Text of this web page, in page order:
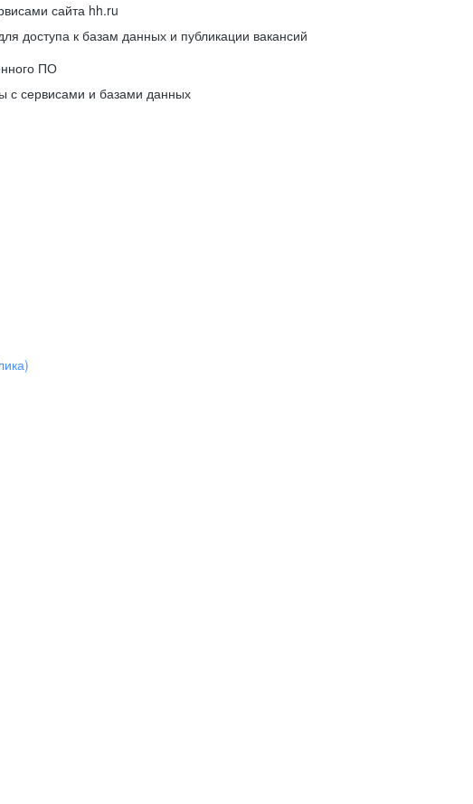
сайта hh.ru
доступа к базам данных и публикации вакансий
ПО
сервисами и базами данных